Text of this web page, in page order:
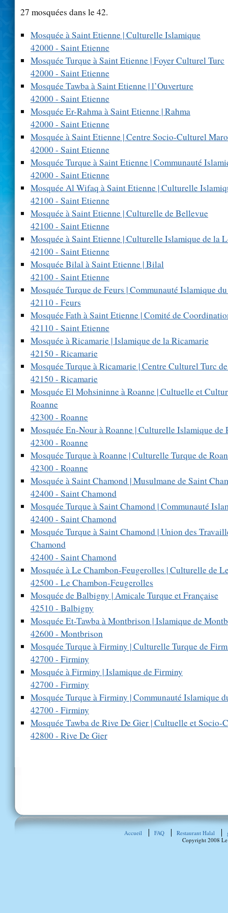
27 mosquées dans le 42.
Mosquée à Saint Etienne | Culturelle Islamique
42000 - Saint Etienne
Mosquée Turque à Saint Etienne | Foyer Culturel Turc
42000 - Saint Etienne
Mosquée Tawba à Saint Etienne | l’Ouverture
42000 - Saint Etienne
Mosquée Er-Rahma à Saint Etienne | Rahma
42000 - Saint Etienne
Mosquée à Saint Etienne | Centre Socio-Culturel
42000 - Saint Etienne
Mosquée Turque à Saint Etienne | Communauté
42000 - Saint Etienne
Mosquée Al Wifaq à Saint Etienne | Culturelle
42100 - Saint Etienne
Mosquée à Saint Etienne | Culturelle de Bellevue
42100 - Saint Etienne
Mosquée à Saint Etienne | Culturelle Islamique de la
42100 - Saint Etienne
Mosquée Bilal à Saint Etienne | Bilal
42100 - Saint Etienne
Mosquée Turque de Feurs | Communauté Islamique
42110 - Feurs
Mosquée Fath à Saint Etienne | Comité de
42110 - Saint Etienne
Mosquée à Ricamarie | Islamique de la Ricamarie
42150 - Ricamarie
Mosquée Turque à Ricamarie | Centre Culturel Turc
42150 - Ricamarie
Mosquée El Mohsininne à Roanne | Cultuelle et
Roanne
42300 - Roanne
Mosquée En-Nour à Roanne | Culturelle Islamique de
42300 - Roanne
Mosquée Turque à Roanne | Culturelle Turque de
42300 - Roanne
Mosquée à Saint Chamond | Musulmane de Saint
42400 - Saint Chamond
Mosquée Turque à Saint Chamond | Communauté
42400 - Saint Chamond
Mosquée Turque à Saint Chamond | Union des
Chamond
42400 - Saint Chamond
Mosquée à Le Chambon-Feugerolles | Culturelle de
42500 - Le Chambon-Feugerolles
Mosquée de Balbigny | Amicale Turque et Française
42510 - Balbigny
Mosquée Et-Tawba à Montbrison | Islamique de
42600 - Montbrison
Mosquée Turque à Firminy | Culturelle Turque de
42700 - Firminy
Mosquée à Firminy | Islamique de Firminy
42700 - Firminy
Mosquée Turque à Firminy | Communauté Islamique
42700 - Firminy
Mosquée Tawba de Rive De Gier | Cultuelle et
42800 - Rive De Gier
Accueil FAQ Restaurant Halal
Copyright 2008